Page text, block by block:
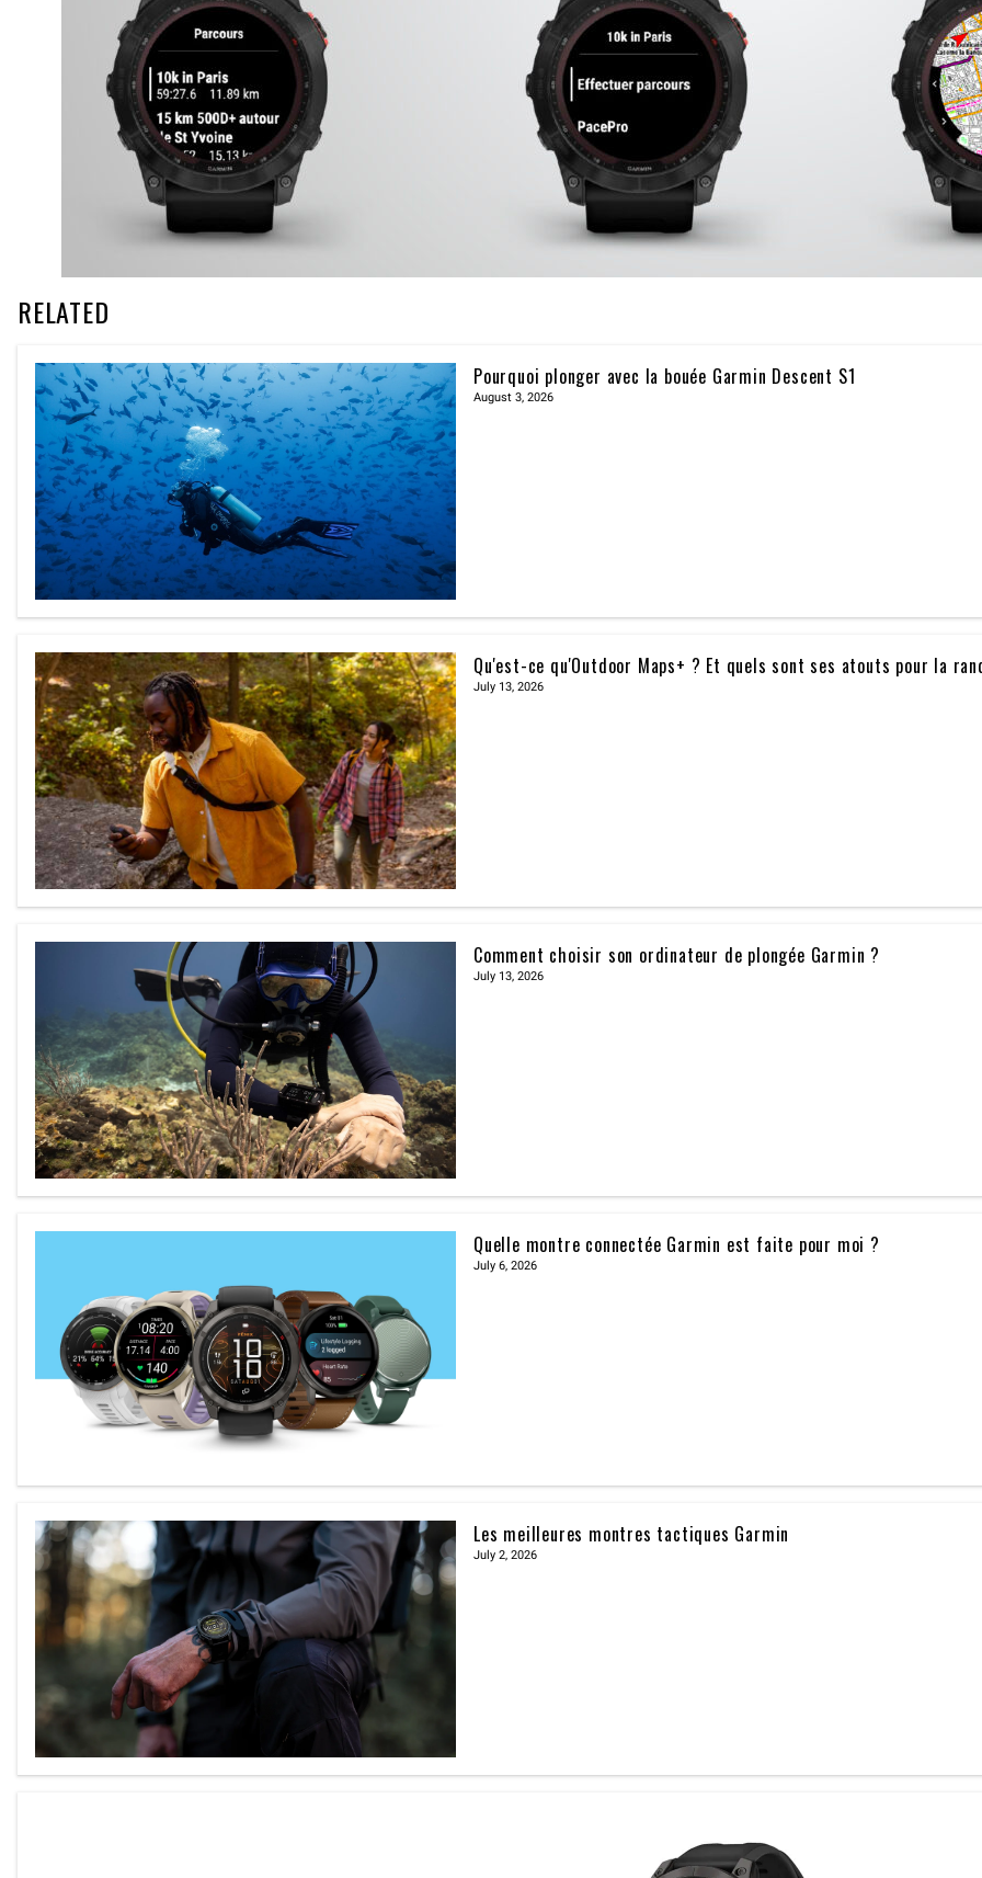
RELATED
Pourquoi plonger avec la bouée Garmin Descent S1
August 3, 2026
Qu'est-ce qu'Outdoor Maps+ ? Et quels sont ses atouts pour la
July 13, 2026
Comment choisir son ordinateur de plongée Garmin ?
July 13, 2026
Quelle montre connectée Garmin est faite pour moi ?
July 6, 2026
Les meilleures montres tactiques Garmin
July 2, 2026